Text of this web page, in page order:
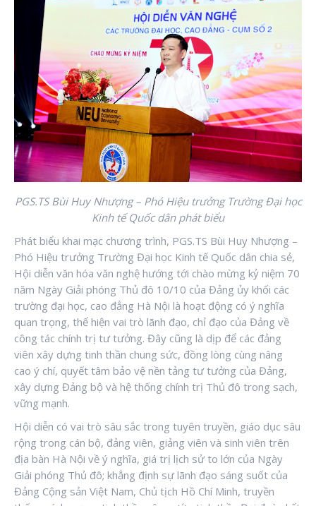
PGS.TS Bùi Huy Nhượng – Phó Hiệu trưởng Trường Đại học
Kinh tế Quốc dân phát biểu
Phát biểu khai mạc chương trình, PGS.TS Bùi Huy Nhượng –
Phó Hiệu trưởng Trường Đại học Kinh tế Quốc dân chia sẻ,
Hội diễn văn hóa văn nghệ hướng tới chào mừng kỷ niệm 70
năm Ngày Giải phóng Thủ đô 10/10 của Đảng ủy khối các
trường đại học, cao đẳng Hà Nội là hoạt động có ý nghĩa
quan trọng, thể hiện vai trò lãnh đạo, chỉ đạo của Đảng về
công tác chính trị tư tưởng. Đây cũng là dịp để các đảng
viên xây dựng tinh thần chung sức, đồng lòng cùng nâng
cao ý chí, quyết tâm bảo vệ nền tảng tư tưởng của Đảng,
xây dựng Đảng bộ và hệ thống chính trị Thủ đô trong sạch,
vững mạnh.
Hội diễn có vai trò sâu sắc trong tuyên truyền, giáo dục sâu
rộng trong cán bộ, đảng viên, giảng viên và sinh viên trên
địa bàn Hà Nội về ý nghĩa, giá trị lịch sử to lớn của Ngày
Giải phóng Thủ đô; khẳng định sự lãnh đạo sáng suốt của
Đảng Cộng sản Việt Nam, Chủ tịch Hồ Chí Minh, truyền